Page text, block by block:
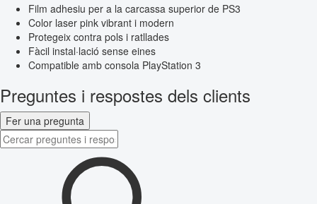
Film adhesiu per a la carcassa superior de PS3
Color laser pink vibrant i modern
Protegeix contra pols i ratllades
Fàcil instal·lació sense eines
Compatible amb consola PlayStation 3
Preguntes i respostes dels clients
Fer una pregunta